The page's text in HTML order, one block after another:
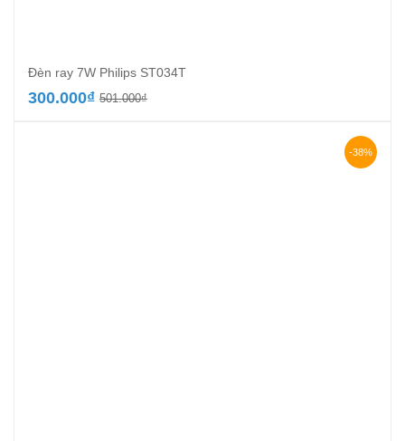
Đèn ray 7W Philips ST034T
501.000₫Giá
300.000₫
Giá
-38%